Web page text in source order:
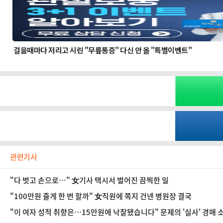
관련기사
"다 벗고 손으로…" 女기사 택시서 벌어진 끔찍한 일
"100만원 줄게 한 번 할까" 女직원에 쪽지 건넨 병원장 결국
"이 여자 성적 취향은…15만원에 낙찰됐습니다" 문제의 '실사' 경매